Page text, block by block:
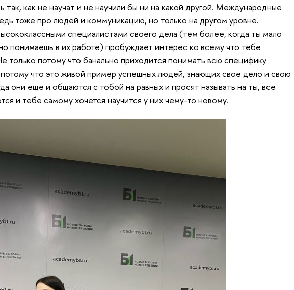
так, как не научат и не научили бы ни на какой другой. Международные
тоже про людей и коммуникацию, но только на другом уровне.
специалистами своего дела (тем более, когда ты мало
понимаешь в их работе) пробуждает интерес ко всему что тебе
только потому что банально приходится понимать всю специфику
что это живой пример успешных людей, знающих свое дело и свою
они еще и общаются с тобой на равных и просят называть на ты, все
и тебе самому хочется научится у них чему-то новому.